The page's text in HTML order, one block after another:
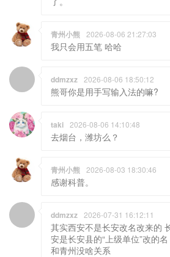
青州小熊 2026-08-06 21:27:03
我只会用五笔 哈哈
ddmzxz 2026-08-06 18:50:12
熊哥你是用手写输入法的嘛?
taki 2026-08-06 14:10:48
去烟台，潍坊么？
青州小熊 2026-08-03 18:30:46
感谢科普。
ddmzxz 2026-07-31 16:12:11
其实西安不是长安改名改来的
安是长安县的“上级单位”改的
和青州没啥关系